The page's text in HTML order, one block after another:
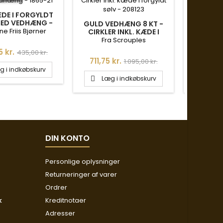
I FORGYLDT
VEDHÆNG -
1865-21
Friis Bjørner
kr. Normalpris
435,00 kr.
i indkøbskurv
GULD VEDHÆNG 8 KT -
CIRKLER INKL. KÆDE I
FORGYLDT SØLV - 208123
Fra Scrouples
Pris
711,75 kr. Normalpris
1.095,00 kr.
 Læg i indkøbskurv
DIN KONTO
Personlige oplysninger
Returneringer af varer
Ordrer
Kreditnotaer
Adresser